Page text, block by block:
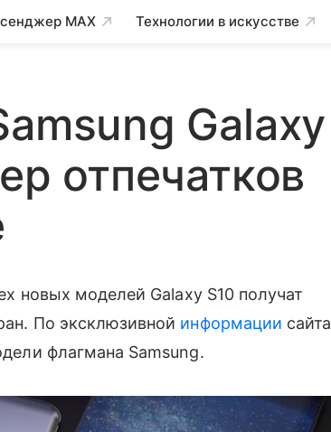
MAX Технологии в искусстве
Galaxy
отпечатков
новых моделей Galaxy S10 получат
По эксклюзивной информации сайта
флагмана Samsung.